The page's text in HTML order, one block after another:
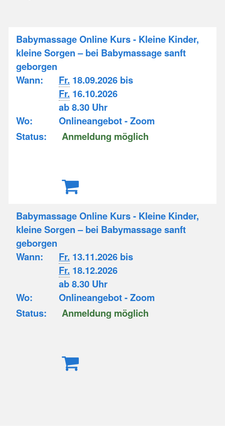
Babymassage Online Kurs - Kleine Kinder,
kleine Sorgen – bei Babymassage sanft
geborgen
Wann:
Fr. 18.09.2026 bis
Fr. 16.10.2026
ab 8.30 Uhr
Wo:
Onlineangebot - Zoom
Status:
Anmeldung möglich
Babymassage Online Kurs - Kleine Kinder,
kleine Sorgen – bei Babymassage sanft
geborgen
Wann:
Fr. 13.11.2026 bis
Fr. 18.12.2026
ab 8.30 Uhr
Wo:
Onlineangebot - Zoom
Status:
Anmeldung möglich